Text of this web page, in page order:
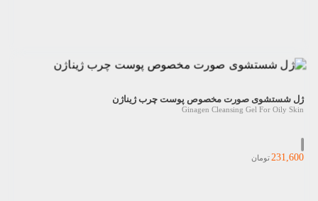
ژل شستشوی صورت مخصوص پوست چرب ژیناژن
Ginagen Cleansing Gel For Oily Skin
231,600تومان